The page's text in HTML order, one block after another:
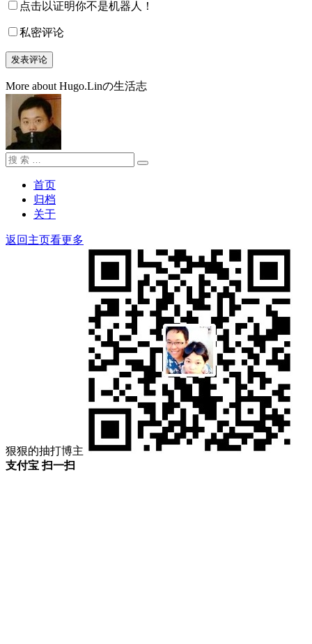
点击以证明你不是机器人！
私密评论
More about Hugo.Linの生活志
搜
搜
首页
归档
关于
返回主页看更多
狠狠的抽打博主
支付宝 扫一扫